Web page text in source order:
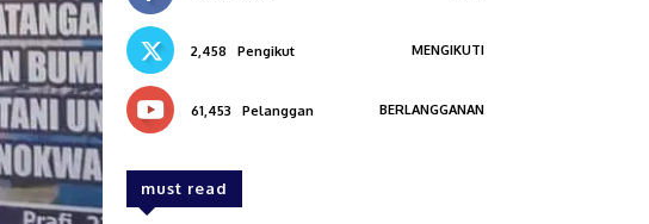
2,458 Pengikut MENGIKUTI
61,453 Pelanggan BERLANGGANAN
must read